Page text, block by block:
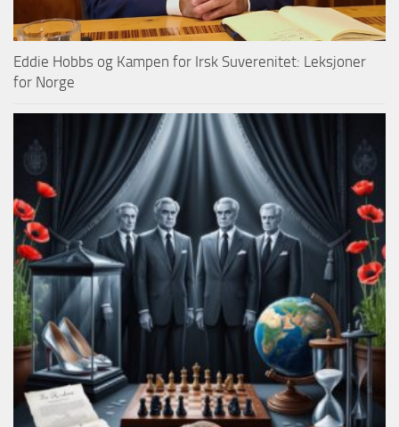
Eddie Hobbs og Kampen for Irsk Suverenitet: Leksjoner
for Norge